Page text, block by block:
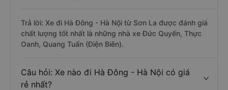
Trả lời: Xe đi Hà Đông - Hà Nội từ Sơn La được đánh giá
chất lượng tốt nhất là những nhà xe Đức Quyến, Thực
Oanh, Quang Tuấn (Điện Biên).
Câu hỏi: Xe nào đi Hà Đông - Hà Nội có giá
rẻ nhất?